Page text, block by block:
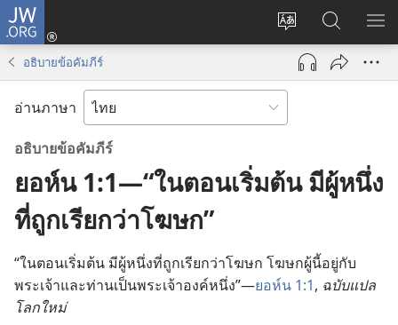
JW.ORG
เปลี่ยน
ภาษา
เข้า
(เปิด
ใหม่)
ค้นหา
ใน
JW.ORG
แส
อธิบายข้อคัมภีร์
อ่านภาษา
อธิบาย​ข้อ​คัมภีร์
ยอห์น 1:1—“ในตอนเริ่มต้น มีผู้หนึ่ง
ที่ถูกเรียกว่าโฆษก”
“ใน​ตอน​เริ่ม​ต้น มี​ผู้​หนึ่ง​ที่​ถูก​เรียก​ว่า​โฆษก โฆษก​ผู้​นี้​อยู่​กับ​
พระเจ้า​และ​ท่าน​เป็น​พระเจ้า​องค์​หนึ่ง”—ยอห์น 1:1, ฉบับ​แปล​
โลก​ใหม่